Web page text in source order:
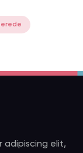
adipiscing elit,